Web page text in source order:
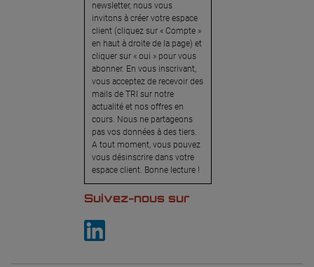
newsletter, nous vous
invitons à créer votre espace
client (cliquez sur « Compte »
en haut à droite de la page) et
cliquer sur « oui » pour vous
abonner. En vous inscrivant,
vous acceptez de recevoir des
mails de TRI sur notre
actualité et nos offres en
cours. Nous ne partageons
pas vos données à des tiers.
A tout moment, vous pouvez
vous désinscrire dans votre
espace client. Bonne lecture !
Suivez-nous sur